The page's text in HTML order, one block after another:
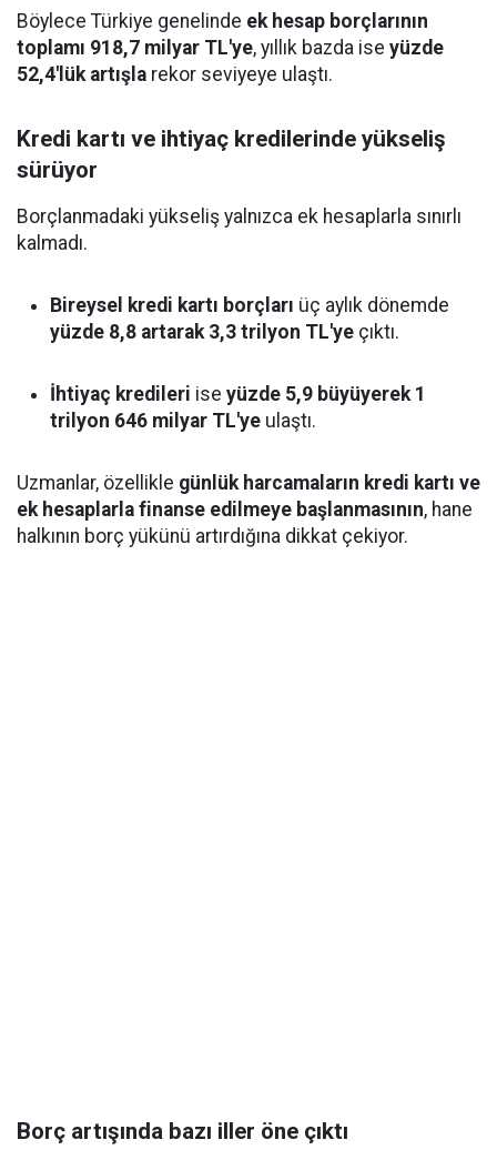
Böylece Türkiye genelinde ek hesap borçlarının
toplamı 918,7 milyar TL'ye, yıllık bazda ise yüzde
52,4'lük artışla rekor seviyeye ulaştı.
Kredi kartı ve ihtiyaç kredilerinde yükseliş
sürüyor
Borçlanmadaki yükseliş yalnızca ek hesaplarla sınırlı
kalmadı.
Bireysel kredi kartı borçları üç aylık dönemde
yüzde 8,8 artarak 3,3 trilyon TL'ye çıktı.
İhtiyaç kredileri ise yüzde 5,9 büyüyerek 1
trilyon 646 milyar TL'ye ulaştı.
Uzmanlar, özellikle günlük harcamaların kredi kartı ve
ek hesaplarla finanse edilmeye başlanmasının, hane
halkının borç yükünü artırdığına dikkat çekiyor.
Borç artışında bazı iller öne çıktı